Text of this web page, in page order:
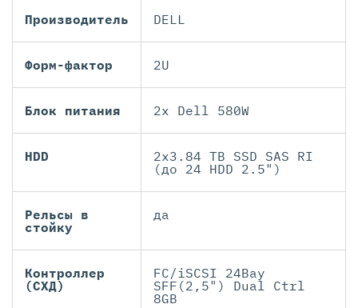
Производитель DELL
Форм-фактор 2U
Блок питания 2x Dell 580W
HDD
2x3.84 TB SSD SAS RI
(до 24 HDD 2.5")
Рельсы в
стойку
да
Контроллер
(СХД)
FC/iSCSI 24Bay
SFF(2,5") Dual Ctrl
8GB